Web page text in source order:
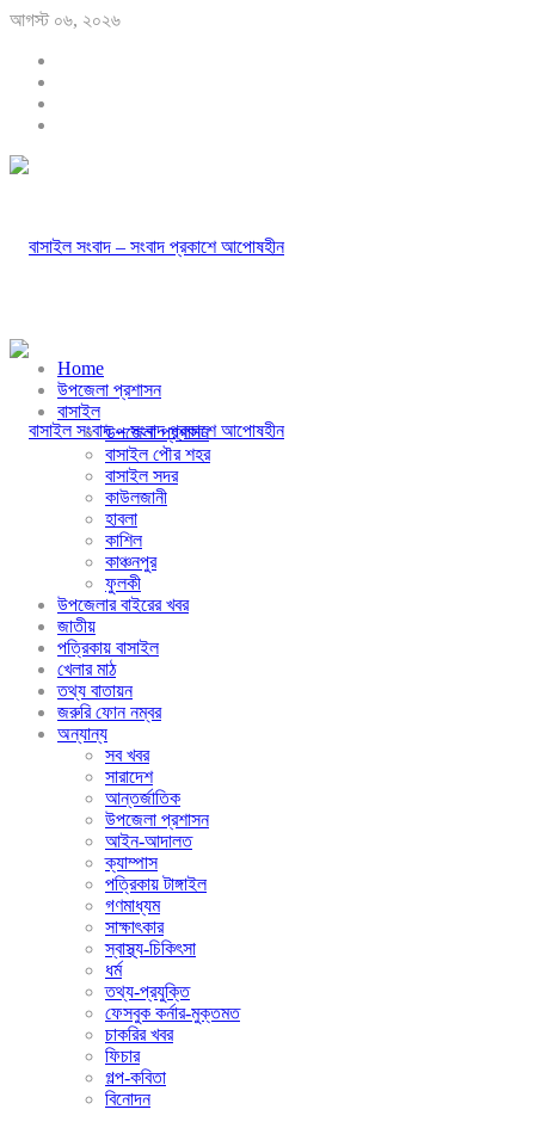
আগস্ট ০৬, ২০২৬
Home
উপজেলা প্রশাসন
বাসাইল
উপজেলা প্রশাসন
বাসাইল পৌর শহর
বাসাইল সদর
কাউলজানী
হাবলা
কাশিল
কাঞ্চনপুর
ফুলকী
উপজেলার বাইরের খবর
জাতীয়
পত্রিকায় বাসাইল
খেলার মাঠ
তথ্য বাতায়ন
জরুরি ফোন নম্বর
অন্যান্য
সব খবর
সারাদেশ
আন্তর্জাতিক
উপজেলা প্রশাসন
আইন-আদালত
ক্যাম্পাস
পত্রিকায় টাঙ্গাইল
গণমাধ্যম
সাক্ষাৎকার
স্বাস্থ্য-চিকিৎসা
ধর্ম
তথ্য-প্রযুক্তি
ফেসবুক কর্নার-মুক্তমত
চাকরির খবর
ফিচার
গল্প-কবিতা
বিনোদন